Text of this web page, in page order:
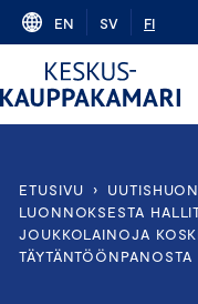
Skip
content
EN SV FI
ETUSIVU ›
LUONNOKSESTA
JOUKKOLAINOJA
TÄYTÄNTÖÖNPANOSTA